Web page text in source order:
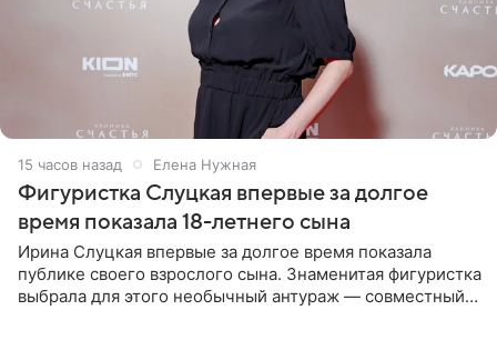
15 часов назад Елена Нужная
Фигуристка Слуцкая впервые за долгое
время показала 18-летнего сына
Ирина Слуцкая впервые за долгое время показала
публике своего взрослого сына. Знаменитая фигуристка
выбрала для этого необычный антураж — совместный